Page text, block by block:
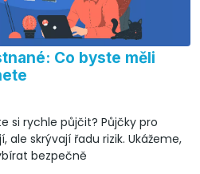
Co byste měli
si rychle půjčit? Půjčky pro
skrývají řadu rizik. Ukážeme,
bezpečně